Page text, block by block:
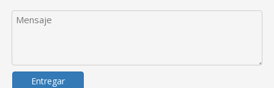
Entregar